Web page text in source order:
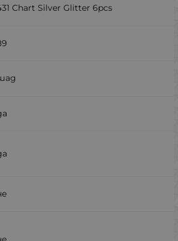
Chart Silver Glitter 6pcs